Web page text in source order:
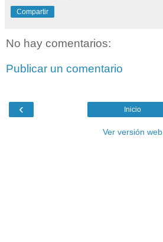
Compartir
No hay comentarios:
Publicar un comentario
‹ Inicio
Ver versión web